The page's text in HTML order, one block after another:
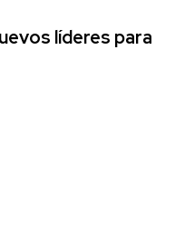
líderes para